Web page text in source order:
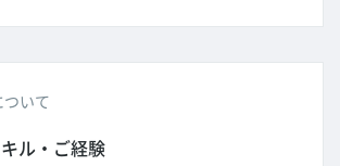
ついて
ル・ご経験